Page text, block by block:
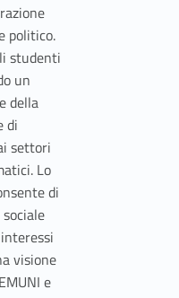
politico.
studenti
un
della
di
settori
Lo
di
visione
e